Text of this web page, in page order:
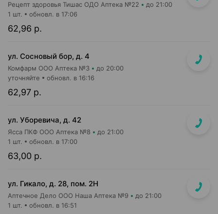
Рецепт здоровья Тишас ОДО Аптека №22 до 21:00
62,96 р.
1 шт. обновл. в 17:06
ул. Сосновый бор, д. 4
Комфарм ООО Аптека №3 до 20:00
62,97 р.
уточняйте обновл. в 16:16
ул. Уборевича, д. 42
Ясса ПКФ ООО Аптека №8 до 21:00
63,00 р.
1 шт. обновл. в 17:00
ул. Гикало, д. 28, пом. 2Н
Аптечное Дело ООО Наша Аптека №9 до 21:00
1 шт. обновл. в 16:51